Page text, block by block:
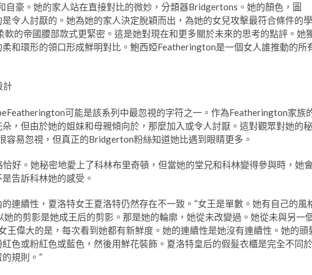
豪。她的家人站在直接對比的微妙，分類器Bridgertons。她的顏色，圖
令人討厭的。她為她的家人決定脫穎而出，為她的女兒攻擊最符合條件的學
的帝國腰部款式更緊密。這是她對現在和更多關於未來的思考的點評。她
和環形的領口形成鮮明對比。鮑西婭Featherington是一個女人誰推動的所
計
可能是該系列中最忽視的字符之一。作為Featherington家族
，但由於她的姐妹和母親傾向於，那麼加入或令人討厭。這對觀眾對她的秘
容易忽視，但真正的Bridgerton粉絲知道她比遇到眼睛更多。
好。她秘密地愛上了科林布里奇頓，但當她的堂兄和科林變得參與時，她
告訴科林她的感受。
連續性，夏洛特女王夏洛特仍然存在不一致。“女王是單數。她有自己的風
的剪影是她成王后的剪影。那是她的輪廓，她從未改變過。她從未與另一
王偉大的是，每次看到她都有新鮮度。她的連續性是她沒有連續性。她的頭
色或粉紅色或藍色，然後用鮮花裝飾。夏洛特皇后的假髮衣櫃是完全不同於
規則。“